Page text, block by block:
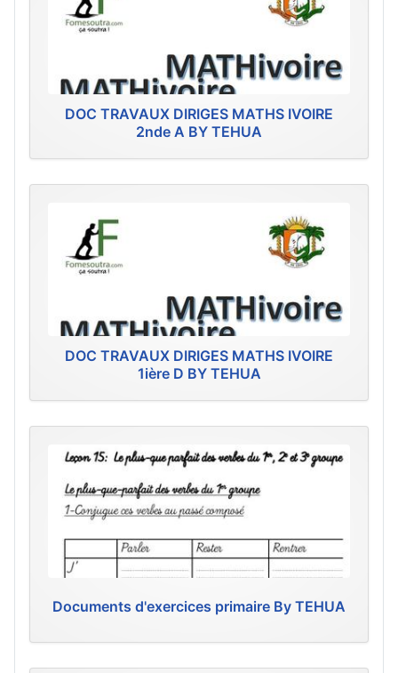
DOC TRAVAUX DIRIGES MATHS IVOIRE
2nde A BY TEHUA
DOC TRAVAUX DIRIGES MATHS IVOIRE
1ière D BY TEHUA
Documents d'exercices primaire By TEHUA